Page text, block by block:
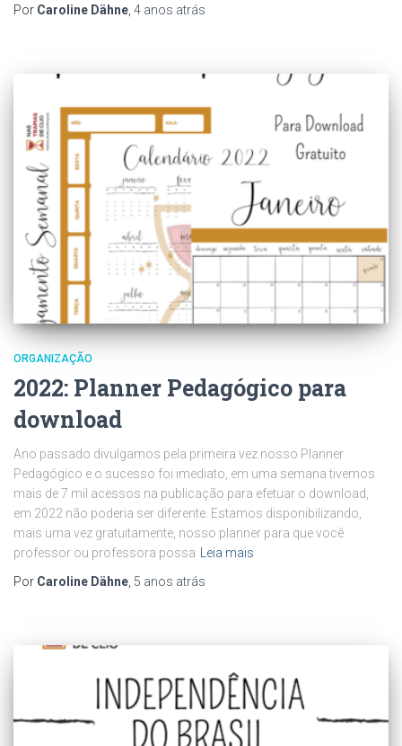
Por Caroline Dähne 4 anos atrás
ORGANIZAÇÃO
2022: Planner Pedagógico para
download
Ano passado divulgamos pela primeira vez nosso Planner
Pedagógico e o sucesso foi imediato, em uma semana tivemos
mais de 7 mil acessos na publicação para efetuar o download,
em 2022 não poderia ser diferente. Estamos disponibilizando,
mais uma vez gratuitamente, nosso planner para que você
professor ou professora possa Leia mais
Por Caroline Dähne, 5 anos atrás